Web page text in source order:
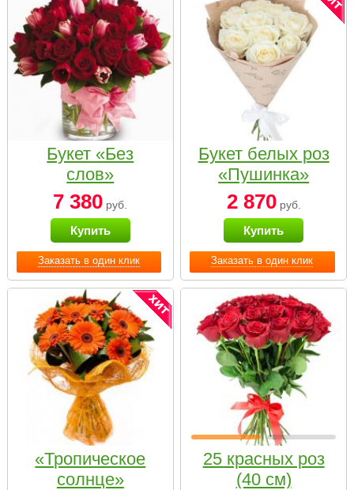
Заказать в один клик
Букет «Без
слов»
7 380 руб.
Купить
Заказать в один клик
Букет белых роз
«Пушинка»
2 870руб.
Купить
«Тропическое
солнце»
25 красных роз
(40 см)